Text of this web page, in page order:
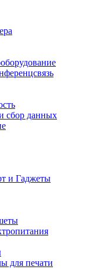
сбор данных
и Гаджеты
для печати